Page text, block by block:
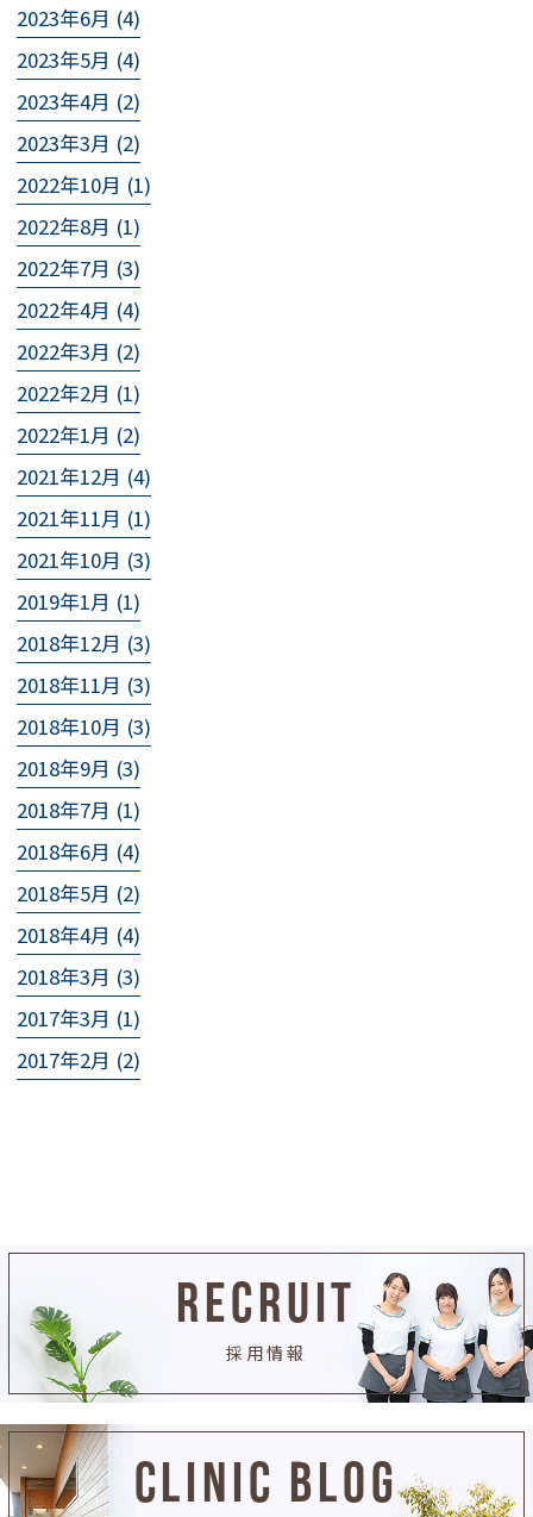
2023年6月 (4)
2023年5月 (4)
2023年4月 (2)
2023年3月 (2)
2022年10月 (1)
2022年8月 (1)
2022年7月 (3)
2022年4月 (4)
2022年3月 (2)
2022年2月 (1)
2022年1月 (2)
2021年12月 (4)
2021年11月 (1)
2021年10月 (3)
2019年1月 (1)
2018年12月 (3)
2018年11月 (3)
2018年10月 (3)
2018年9月 (3)
2018年7月 (1)
2018年6月 (4)
2018年5月 (2)
2018年4月 (4)
2018年3月 (3)
2017年3月 (1)
2017年2月 (2)
RECRUIT
採用情報
CLINIC BLOG